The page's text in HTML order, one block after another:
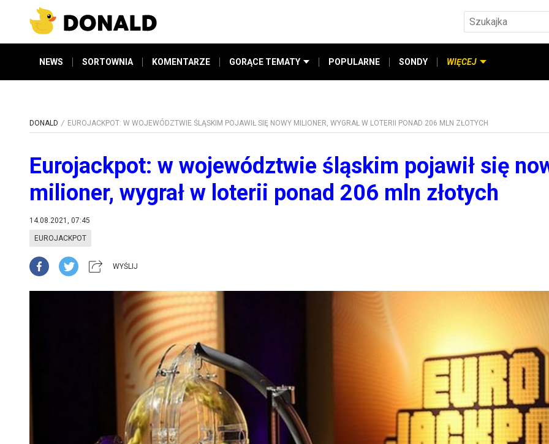
NEWS SORTOWNIA KOMENTARZE GORĄCE TEMATY POPULARNE SONDY WIĘCEJ
DONALD EUROJACKPOT: W WOJEWÓDZTWIE ŚLĄSKIM POJAWIŁ SIĘ NOWY MILIONER, WYGRAŁ W LOTERII PONAD 206 MLN ZŁOTYCH
Eurojackpot: w województwie śląskim pojawił się
milioner, wygrał w loterii ponad 206 mln złotych
14.08.2021, 07:45
EUROJACKPOT
WYŚLIJ